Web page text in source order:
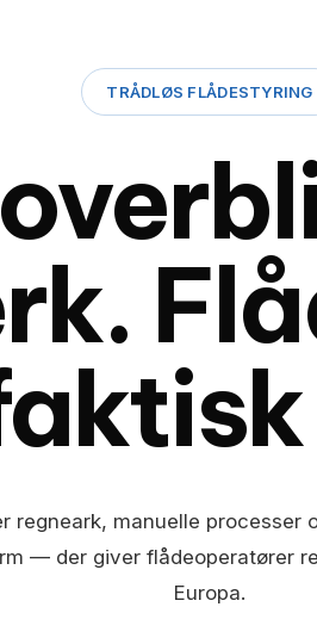
TRÅDLØS FLÅDESTYRING
regneark, manuelle
— der giver flådeoperatører
Europa.